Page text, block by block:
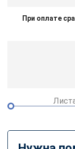
При оплате